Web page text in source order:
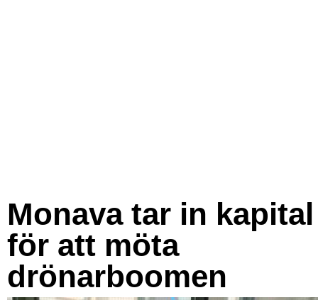
Monava tar in kapital
för att möta
drönarboomen